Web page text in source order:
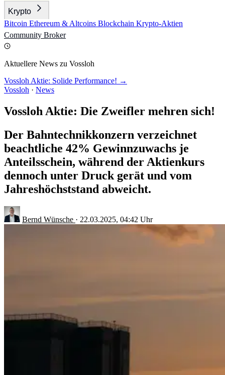
Krypto
Bitcoin Ethereum & Altcoins Blockchain Krypto-Aktien
Community Broker
Aktuellere News zu Vossloh
Vossloh Aktie: Solide Performance! →
Vossloh · News
Vossloh Aktie: Die Zweifler mehren sich!
Der Bahntechnikkonzern verzeichnet
beachtliche 42% Gewinnzuwachs je
Anteilsschein, während der Aktienkurs
dennoch unter Druck gerät und vom
Jahreshöchststand abweicht.
Bernd Wünsche · 22.03.2025, 04:42 Uhr